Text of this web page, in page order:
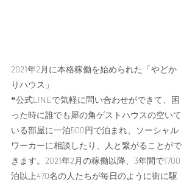
2021年2月に本格稼働を始められた 「やどか
りハウス」
❝公式LINEで気軽に問い合わせができて、困
った時に誰でも犀の角ゲストハウスの空いて
いる部屋に一泊500円で泊まれ、ソーシャル
ワーカーに相談したり、人と繋がることがで
きます。2021年2月の稼働以降、3年間で1700
泊以上470名の人たちが毎日のように街に駆